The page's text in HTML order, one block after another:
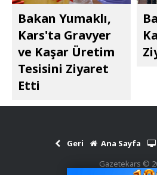
Bakan Yumaklı,
Kars'ta Gravyer
ve Kaşar Üretim
Tesisini Ziyaret
Etti
Geri Ana Sayfa
Gazetekars ©